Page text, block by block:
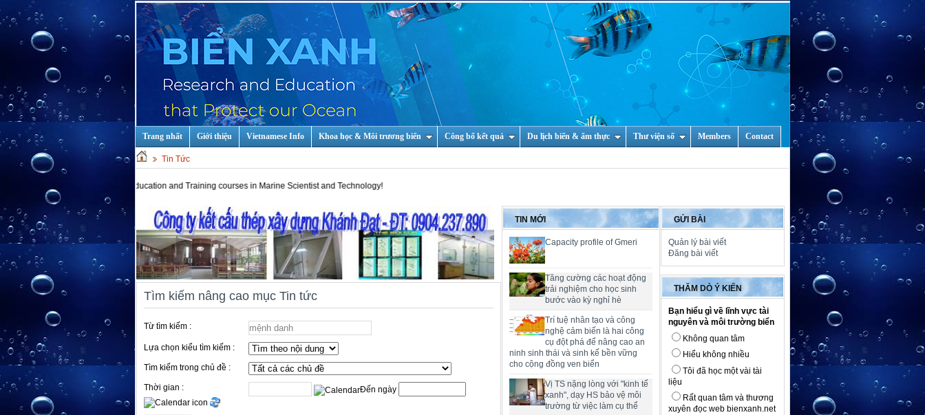
Trang nhất Giới thiệu Vietnamese Info Khoa học & Môi trương biển Công bố kết quả Du lịch biển & ẩm thực Thư viện số Members Contact
Tin Tức
Hot keys: Education and Training courses in Marine Scientist and Technology!
Tìm kiếm nâng cao mục Tin tức
Từ tìm kiếm :
Lựa chọn kiểu tìm kiếm :
Tìm kiếm trong chủ đề :
Thời gian : Đến ngày
TIN MỚI
Capacity profile of Gmeri
Tăng cường các hoạt động
trải nghiệm cho học sinh
bước vào kỳ nghỉ hè
Trí tuệ nhân tạo và công
nghệ cảm biến là hai công
cụ đột phá để nâng cao an
ninh sinh thái và sinh kế bền vững
cho cộng đồng ven biển
Vị TS nặng lòng với "kinh tế
xanh", dạy HS bảo vệ môi
trường từ việc làm cụ thể
GỬI BÀI
Quản lý bài viết
Đăng bài viết
THĂM DÒ Ý KIẾN
Bạn hiểu gì về lĩnh vực tài
nguyên và môi trường biển
Không quan tâm
Hiểu không nhiều
Tôi đã học một vài tài
liệu
Rất quan tâm và thương
xuyên đọc web bienxanh.net